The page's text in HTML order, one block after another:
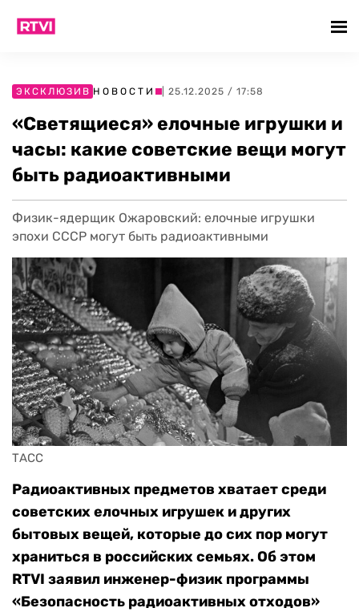
ЭКСКЛЮЗИВ НОВОСТИ | 25.12.2025 / 17:58
«Светящиеся» елочные игрушки и
часы: какие советские вещи могут
быть радиоактивными
Физик-ядерщик Ожаровский: елочные игрушки
эпохи СССР могут быть радиоактивными
ТАСС
Радиоактивных предметов хватает среди
советских елочных игрушек и других
бытовых вещей, которые до сих пор могут
храниться в российских семьях. Об этом
RTVI заявил инженер-физик программы
«Безопасность радиоактивных отходов»